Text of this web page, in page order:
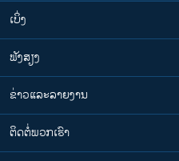
ເບິ່ງ
ຟັງສຽງ
ຂ່າວແລະລາຍງານ
ຕິດຕໍ່ພວກເຮົາ